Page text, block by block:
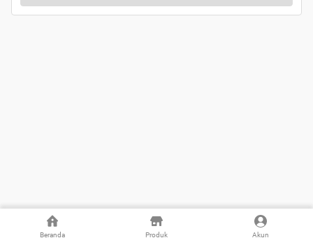
Beranda Produk Akun